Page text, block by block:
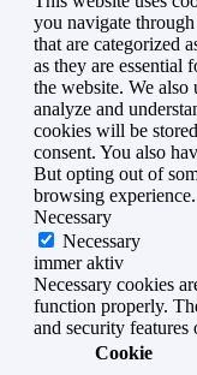
you navigate
that are categorized
as they are
the website. We also
analyze and
cookies will be
consent. You also
But opting out of
browsing experience.
Necessary
Necessary
immer aktiv
Necessary cookies
function properly.
and security
Cookie